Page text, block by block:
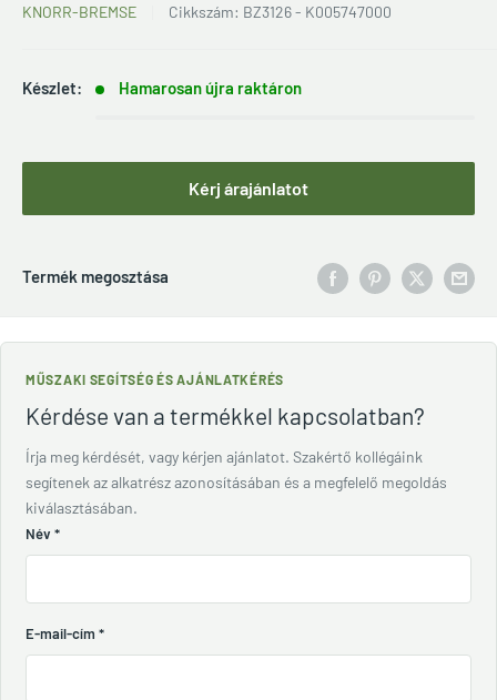
KNORR-BREMSE Cikkszám: BZ3126 - K005747000
Készlet: Hamarosan újra raktáron
Kérj árajánlatot
Termék megosztása
MŰSZAKI SEGÍTSÉG ÉS AJÁNLATKÉRÉS
Kérdése van a termékkel kapcsolatban?
Írja meg kérdését, vagy kérjen ajánlatot. Szakértő kollégáink
segítenek az alkatrész azonosításában és a megfelelő megoldás
kiválasztásában.
Név *
E-mail-cím *